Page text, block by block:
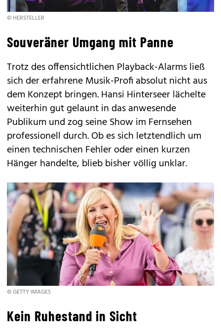
© HERSTELLER
Souveräner Umgang mit Panne
Trotz des offensichtlichen Playback-Alarms ließ
sich der erfahrene Musik-Profi absolut nicht aus
dem Konzept bringen. Hansi Hinterseer lächelte
weiterhin gut gelaunt in das anwesende
Publikum und zog seine Show im Fernsehen
professionell durch. Ob es sich letztendlich um
einen technischen Fehler oder einen kurzen
Hänger handelte, blieb bisher völlig unklar.
© GETTY IMAGES
Kein Ruhestand in Sicht